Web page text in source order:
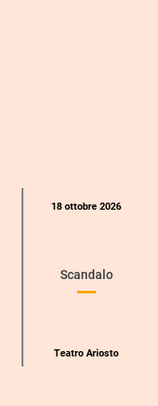
18 ottobre 2026
Scandalo
Teatro Ariosto